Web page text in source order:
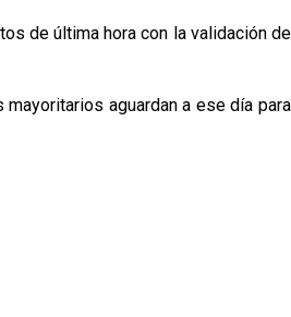
de última hora con la validación de
aguardan a ese día para